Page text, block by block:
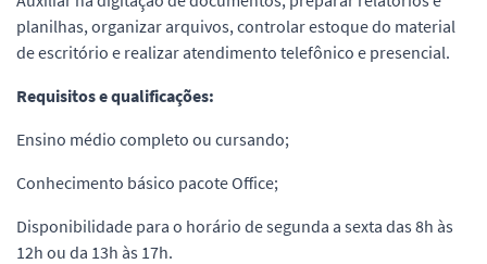
planilhas, organizar arquivos, controlar estoque do material
de escritório e realizar atendimento telefônico e presencial.
Requisitos e qualificações:
Ensino médio completo ou cursando;
Conhecimento básico pacote Office;
Disponibilidade para o horário de segunda a sexta das 8h às
12h ou da 13h às 17h.